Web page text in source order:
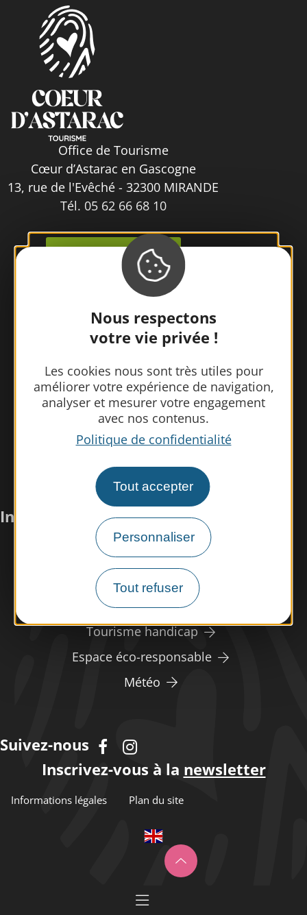
Nous respectons
votre vie privée !
Les cookies nous sont très utiles pour
améliorer votre expérience de navigation,
analyser et mesurer votre engagement
avec nos contenus.
Politique de confidentialité
Tout accepter
Personnaliser
Tout refuser
Office de Tourisme
Cœur d’Astarac en Gascogne
13, rue de l'Evêché - 32300 MIRANDE
Tél. 05 62 66 68 10
Contactez-nous
Infos pratiques
Nous rencontrer
Nos brochures
Espace pro/presse
Tourisme handicap
Espace éco-responsable
Météo
Suivez-nous
Inscrivez-vous à la newsletter
Informations légales Plan du site